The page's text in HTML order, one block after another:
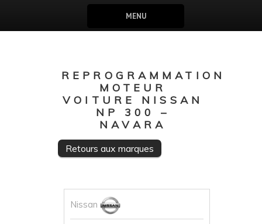
MENU
REPROGRAMMATION
MOTEUR
VOITURE NISSAN
NP 300 –
NAVARA
Retours aux marques
Nissan